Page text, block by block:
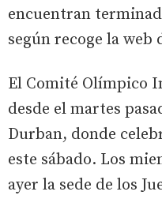
encuentran
según recoge la web
El Comité Olímpico
desde el martes
Durban, donde
este sábado. Los
ayer la sede de los